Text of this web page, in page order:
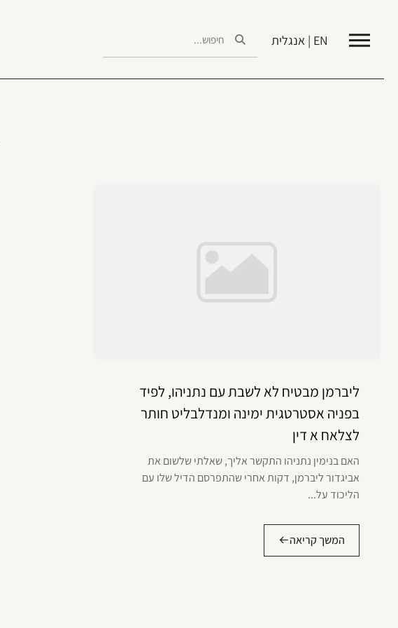
EN | אנגלית
ליברמן מבטיח לא לשבת עם נתניהו, לפיד
בפניה אסטרטגית ימינה ומנדלבליט חותר
לצלאח א דין
האם בנימין נתניהו התקשר אליך, שאלתי שלשום את
אביגדור ליברמן, דקות אחרי שהתפרסם הדיל שלו עם
הליכוד על...
המשך קריאה